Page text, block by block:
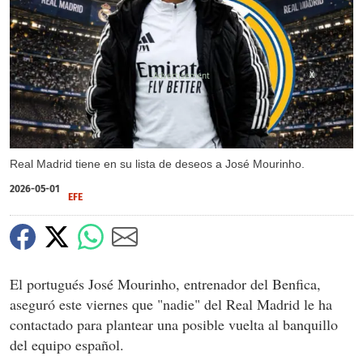
Real Madrid tiene en su lista de deseos a José Mourinho.
X
2026-05-01
EFE
El portugués José Mourinho, entrenador del Benfica,
aseguró este viernes que "nadie" del Real Madrid le ha
contactado para plantear una posible vuelta al banquillo
del equipo español.